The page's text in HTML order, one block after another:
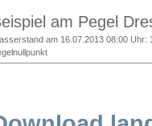
am Pegel
am 16.07.2013 08:00 Uhr: